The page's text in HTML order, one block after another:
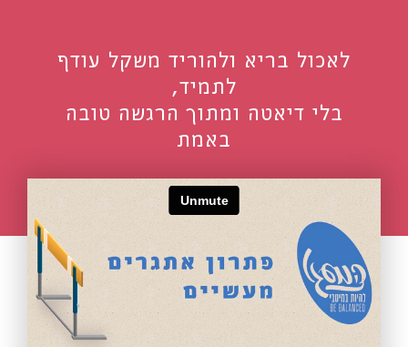
לאכול בריא ולהוריד משקל עודף
לתמיד,
בלי דיאטה ומתוך הרגשה טובה
באמת